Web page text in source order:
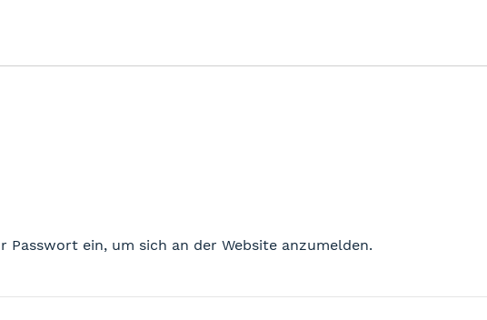
ein, um sich an der Website anzumelden.